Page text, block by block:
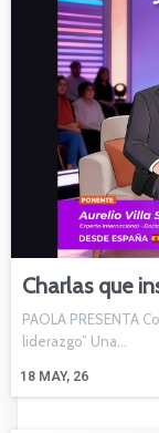
Charlas que
18 MAY, 26
PAOLA PRESENTA
liderazgo” Una…